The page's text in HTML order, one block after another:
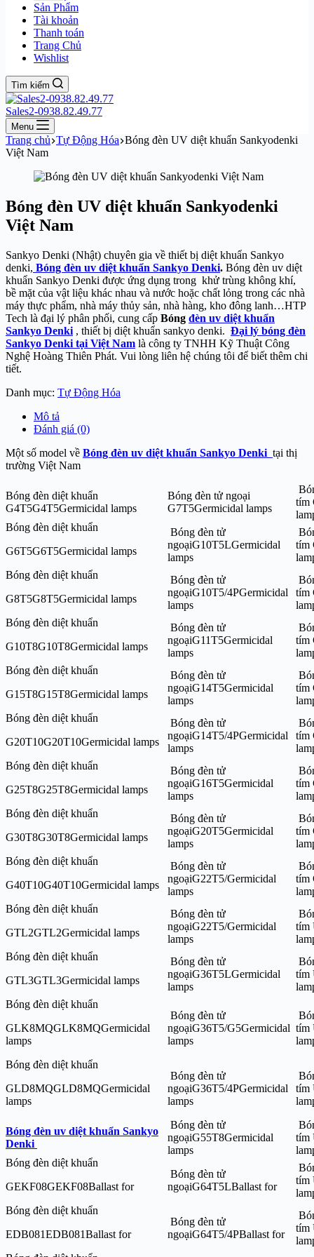
Sản Phẩm
Tài khoản
Thanh toán
Trang Chủ
Wishlist
Tìm kiếm
Sales2-0938.82.49.77
Menu
Trang chủ Tự Động Hóa Bóng đèn UV diệt khuẩn Sankyodenki
Việt Nam
Bóng đèn UV diệt khuẩn Sankyodenki
Việt Nam
Sankyo Denki (Nhật) chuyên gia về thiết bị diệt khuẩn Sankyo
denki, Bóng đèn uv diệt khuẩn Sankyo Denki. Bóng đèn uv diệt
khuẩn Sankyo Denki được ứng dụng trong khử trùng không khí,
bề mặt của vật liệu khác nhau và nước hoặc chất lỏng trong các nhà
máy thực phẩm, nhà máy thủy sản, nhà hàng, kho đông lanh…HTP
Tech là đại lý phân phối, cung cấp Bóng đèn uv diệt khuẩn
Sankyo Denki , thiết bị diệt khuẩn sankyo denki. Đại lý bóng đèn
Sankyo Denki tại Việt Nam là công ty TNHH Kỹ Thuật Công
Nghệ Hoàng Thiên Phát. Vui lòng liên hệ chúng tôi để biết thêm chi
tiết.
Danh mục: Tự Động Hóa
Mô tả
Đánh giá (0)
Một số model về Bóng đèn uv diệt khuẩn Sankyo Denki tại thị
trường Việt Nam
Bóng đèn diệt khuẩn
G4T5G4T5Germicidal lamps
Bóng đèn tử ngoại
G7T5Germicidal lamps
tím
Bóng đèn diệt khuẩn
G6T5G6T5Germicidal lamps
Bóng đèn tử
ngoạiG10T5LGermicidal
lamps
tím
Bóng đèn diệt khuẩn
G8T5G8T5Germicidal lamps
Bóng đèn tử
ngoạiG10T5/4PGermicidal
lamps
tím
Bóng đèn diệt khuẩn
G10T8G10T8Germicidal lamps
Bóng đèn tử
ngoạiG11T5Germicidal
lamps
tím
Bóng đèn diệt khuẩn
G15T8G15T8Germicidal lamps
Bóng đèn tử
ngoạiG14T5Germicidal
lamps
tím
Bóng đèn diệt khuẩn
G20T10G20T10Germicidal lamps
Bóng đèn tử
ngoạiG14T5/4PGermicidal
lamps
tím
Bóng đèn diệt khuẩn
G25T8G25T8Germicidal lamps
Bóng đèn tử
ngoạiG16T5Germicidal
lamps
tím
Bóng đèn diệt khuẩn
G30T8G30T8Germicidal lamps
Bóng đèn tử
ngoạiG20T5Germicidal
lamps
tím
Bóng đèn diệt khuẩn
G40T10G40T10Germicidal lamps
Bóng đèn tử
ngoạiG22T5/Germicidal
lamps
tím
Bóng đèn diệt khuẩn
GTL2GTL2Germicidal lamps
Bóng đèn tử
ngoạiG22T5/Germicidal
lamps
tím
Bóng đèn diệt khuẩn
GTL3GTL3Germicidal lamps
Bóng đèn tử
ngoạiG36T5LGermicidal
lamps
tím
Bóng đèn diệt khuẩn
GLK8MQGLK8MQGermicidal
lamps
Bóng đèn tử
ngoạiG36T5/G5Germicidal
lamps
tím
Bóng đèn diệt khuẩn
GLD8MQGLD8MQGermicidal
lamps
Bóng đèn tử
ngoạiG36T5/4PGermicidal
lamps
tím
Bóng đèn uv diệt khuẩn Sankyo
Denki
Bóng đèn tử
ngoạiG55T8Germicidal
lamps
tím
Bóng đèn diệt khuẩn
GEKF08GEKF08Ballast for
Bóng đèn tử
ngoạiG64T5LBallast for
tím
Bóng đèn diệt khuẩn
EDB081EDB081Ballast for
Bóng đèn tử
ngoạiG64T5/4PBallast for
tím